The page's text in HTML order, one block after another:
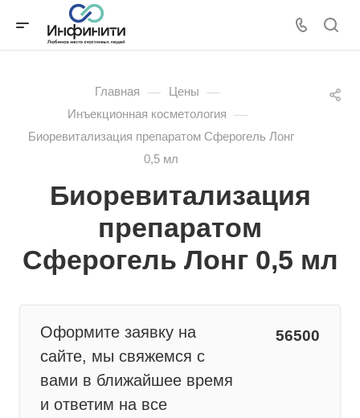
Главная — Цены —
Инъекционная косметология —
Биоревитализация препаратом Сферогель Лонг
0,5 мл
Биоревитализация
препаратом
Сферогель Лонг 0,5 мл
Оформите заявку на
сайте, мы свяжемся с
вами в ближайшее время
и ответим на все
56500